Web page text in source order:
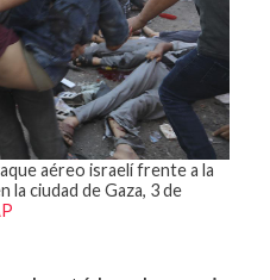
aéreo israelí frente a la
la ciudad de Gaza, 3 de